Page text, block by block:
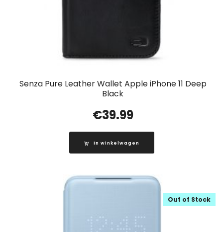
Senza Pure Leather Wallet Apple iPhone 11 Deep
Black
€39.99
In winkelwagen
Out of Stock